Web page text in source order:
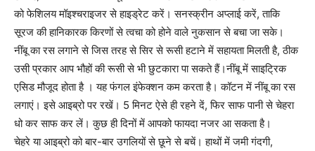
को फेशिलय मॉइश्चराइजर से हाइड्रेट करें। सनस्क्रीन अप्लाई करें, ताकि
सूरज की हानिकारक किरणों से त्वचा को होने वाले नुकसान से बचा जा सके।
नींबू का रस लगाने से जिस तरह से सिर से रूसी हटाने में सहायता मिलती है, ठीक
उसी प्रकार आप भौहों की रूसी से भी छुटकारा पा सकते हैं।नींबू में साइट्रिक
एसिड मौजूद होता है । यह फंगल इंफेक्शन कम करता है। कॉटन में नींबू का रस
लगाएं। इसे आइब्रो पर रखें। 5 मिनट ऐसे ही रहने दें, फिर साफ पानी से चेहरा
धो कर साफ कर लें। कुछ ही दिनों में आपको फायदा नजर आ सकता है।
चेहरे या आइब्रो को बार-बार उगलियों से छूने से बचें। हाथों में जमी गंदगी,